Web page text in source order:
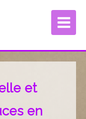
et
en